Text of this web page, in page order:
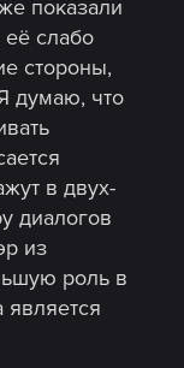
показали
её слабо
стороны,
думаю, что
в двух-
диалогов
из
роль в
является